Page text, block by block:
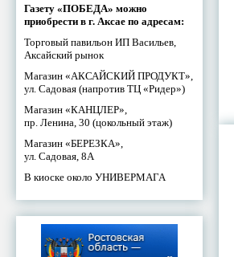
Газету «ПОБЕДА» можно
приобрести в г. Аксае по адресам:
Торговый павильон ИП Васильев,
Аксайский рынок
Магазин «АКСАЙСКИЙ ПРОДУКТ»,
ул. Садовая (напротив ТЦ «Ридер»)
Магазин «КАНЦЛЕР»,
пр. Ленина, 30 (цокольный этаж)
Магазин «БЕРЕЗКА»,
ул. Садовая, 8А
В киоске около УНИВЕРМАГА